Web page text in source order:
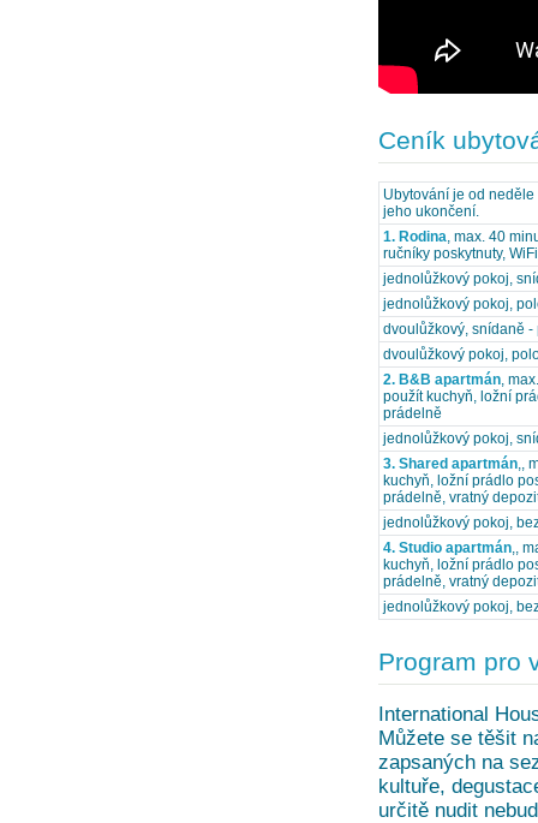
Ceník
Ubytování je od
jeho ukončení.
1. Rodina, max. 40
ručníky poskytnuty,
jednolůžkový pokoj,
jednolůžkový pokoj,
dvoulůžkový, snídaně
dvoulůžkový pokoj,
2. B&B apartmán,
použít kuchyň, ložní
prádelně
jednolůžkový pokoj,
3. Shared apartmán,,
kuchyň, ložní prádlo
prádelně, vratný
jednolůžkový pokoj,
4. Studio apartmán,,
kuchyň, ložní prádlo
prádelně, vratný
jednolůžkový pokoj,
Program pro
International
Můžete se těšit
zapsaných na
kultuře,
určitě nudit